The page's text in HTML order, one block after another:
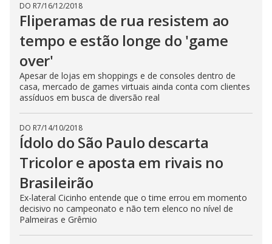
DO R7/16/12/2018
Fliperamas de rua resistem ao
tempo e estão longe do 'game
over'
Apesar de lojas em shoppings e de consoles dentro de
casa, mercado de games virtuais ainda conta com clientes
assíduos em busca de diversão real
DO R7/14/10/2018
Ídolo do São Paulo descarta
Tricolor e aposta em rivais no
Brasileirão
Ex-lateral Cicinho entende que o time errou em momento
decisivo no campeonato e não tem elenco no nível de
Palmeiras e Grêmio